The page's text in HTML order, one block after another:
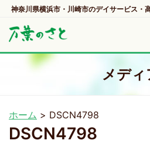
神奈川県横浜市・川崎市のデイサービス・
メディ
ホーム > DSCN4798
DSCN4798